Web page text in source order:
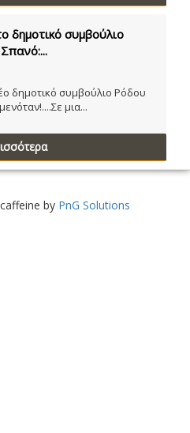
δημοτικό συμβούλιο
δημοτικό συμβούλιο Ρόδου
μια...
by PnG Solutions